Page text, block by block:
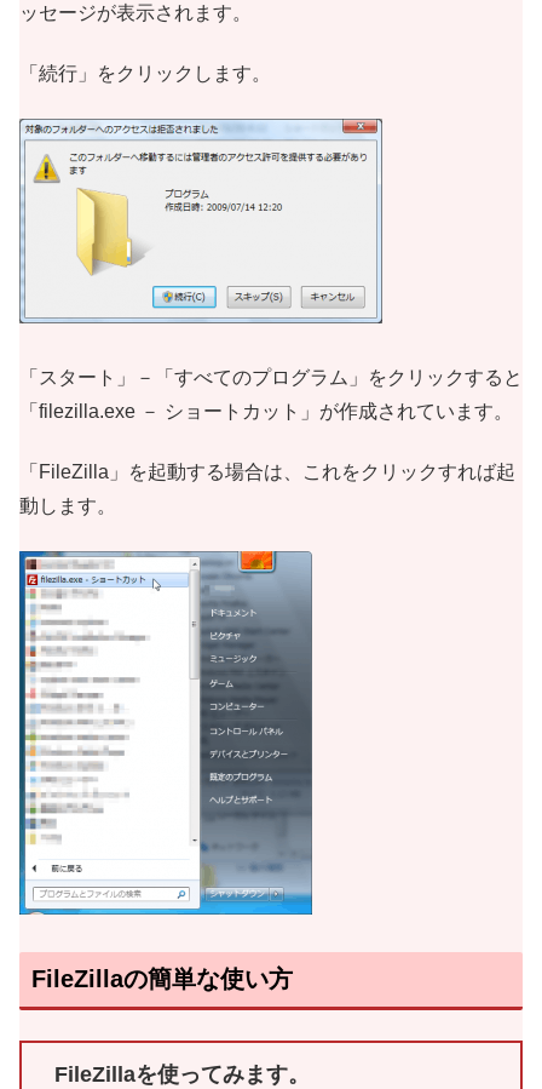
ッセージが表示されます。
「続行」をクリックします。
「スタート」－「すべてのプログラム」をクリックすると
「filezilla.exe － ショートカット」が作成されています。
「FileZilla」を起動する場合は、これをクリックすれば起
動します。
FileZillaの簡単な使い方
FileZillaを使ってみます。